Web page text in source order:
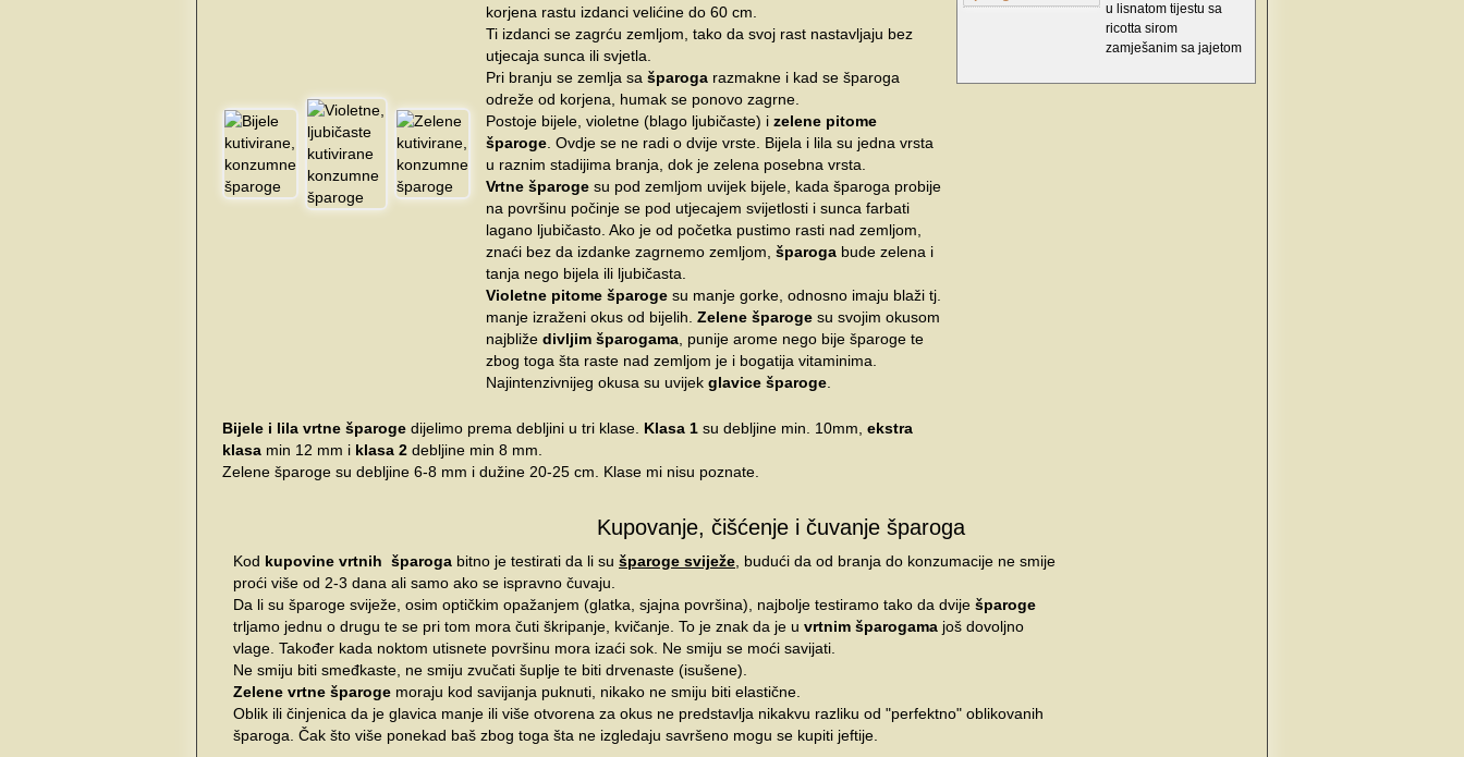
u lisnatom tijestu sa
ricotta sirom
zamješanim sa jajetom
Začinjeno soli , paprom
korjena rastu izdanci velićine do 60 cm.
Ti izdanci se zagrću zemljom, tako da svoj rast nastavljaju bez
utjecaja sunca ili svjetla.
Pri branju se zemlja sa šparoga razmakne i kad se šparoga
odreže od korjena, humak se ponovo zagrne.
Postoje bijele, violetne (blago ljubičaste) i zelene pitome
šparoge . Ovdje se ne radi o dvije vrste. Bijela i lila su jedna vrsta
u raznim stadijima branja, dok je zelena posebna vrsta.
Vrtne šparoge su pod zemljom uvijek bijele, kada šparoga probije
na površinu počinje se pod utjecajem svijetlosti i sunca farbati
lagano ljubičasto. Ako je od početka pustimo rasti nad zemljom,
znaći bez da izdanke zagrnemo zemljom, šparoga bude zelena i
tanja nego bijela ili ljubičasta.
Violetne pitome šparoge su manje gorke, odnosno imaju blaži tj.
manje izraženi okus od bijelih. Zelene šparoge su svojim okusom
najbliže divljim šparogama , punije arome nego bije šparoge te
zbog toga šta raste nad zemljom je i bogatija vitaminima.
Najintenzivnijeg okusa su uvijek glavice šparoge
Bijele i lila vrtne šparoge dijelimo prema debljini u tri klase. Klasa 1 su debljine min. 10mm, ekstra
klasa min 12 mm i klasa 2 debljine min 8 mm.
Zelene šparoge su debljine 6-8 mm i dužine 20-25 cm. Klase mi nisu poznate.
Kupovanje, čišćenje i čuvanje šparoga
Kod kupovine vrtnih šparoga bitno je testirati da li su šparoge sviježe , budući da od branja do konzumacije ne smije
proći više od 2-3 dana ali samo ako se ispravno čuvaju.
Da li su šparoge sviježe, osim optičkim opažanjem (glatka, sjajna površina), najbolje testiramo tako da dvije šparoge
trljamo jednu o drugu te se pri tom mora čuti škripanje, kvičanje. To je znak da je u vrtnim šparogama još dovoljno
vlage. Također kada noktom utisnete površinu mora izaći sok. Ne smiju se moći savijati.
Ne smiju biti smeđkaste, ne smiju zvučati šuplje te biti drvenaste (isušene).
Zelene vrtne šparoge moraju kod savijanja puknuti, nikako ne smiju biti elastične.
Oblik ili činjenica da je glavica manje ili više otvorena za okus ne predstavlja nikakvu razliku od "perfektno" oblikovanih
šparoga. Čak što više ponekad baš zbog toga šta ne izgledaju savršeno mogu se kupiti jeftije.